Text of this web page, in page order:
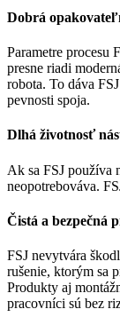
Dobrá
Parametre procesu
presne riadi
robota. To dáva
pevnosti spoja.
Dlhá životnosť
Ak sa FSJ používa
neopotrebováva.
Čistá a bezpečná
FSJ nevytvára
rušenie, ktorým sa
Produkty aj
pracovníci sú bez